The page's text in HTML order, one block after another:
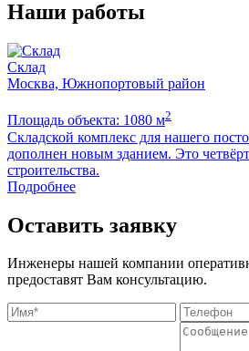
Наши работы
Склад
Москва, Южнопортовый район
Площадь объекта: 1080 м2
Складской комплекс для нашего
дополнен новым зданием. Это
строительства.
Подробнее
Оставить заявку
Инженеры нашей компании
предоставят Вам консультацию.